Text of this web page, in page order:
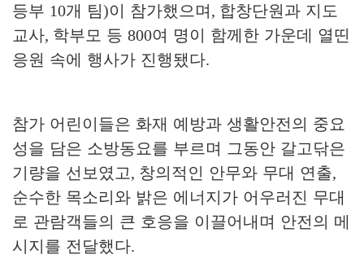
등부 10개 팀)이 참가했으며 , 합창단원과 지도
교사, 학부모 등 800여 명이 함께한 가운데 열띤
응원 속에 행사가 진행됐다.
참가 어린이들은 화재 예방과 생활안전의 중요
성을 담은 소방동요를 부르며 그동안 갈고닦은
기량을 선보였고, 창의적인 안무와 무대 연출,
순수한 목소리와 밝은 에너지가 어우러진 무대
로 관람객들의 큰 호응을 이끌어내며 안전의 메
시지를 전달했다.